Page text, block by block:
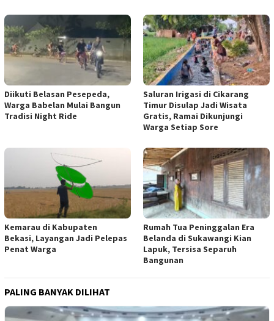
Diikuti Belasan Pesepeda,
Warga Babelan Mulai Bangun
Tradisi Night Ride
Saluran Irigasi di Cikarang
Timur Disulap Jadi Wisata
Gratis, Ramai Dikunjungi
Warga Setiap Sore
Kemarau di Kabupaten
Bekasi, Layangan Jadi Pelepas
Penat Warga
Rumah Tua Peninggalan Era
Belanda di Sukawangi Kian
Lapuk, Tersisa Separuh
Bangunan
PALING BANYAK DILIHAT